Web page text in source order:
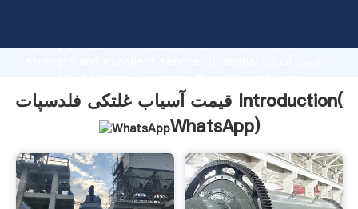
strong production capability, advanced research
values to all of customers.
قیمت آسیاب غلتکی فلدسپات Introduction(
WhatsApp)